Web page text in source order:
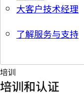
大客户技术经理
了解服务与支持
培训
培训和认证